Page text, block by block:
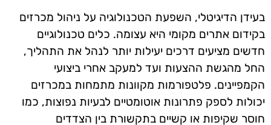
בעידן הדיגיטלי, השפעת הטכנולוגיה על ניהול מכרזים
בקידום אתרים מקומי היא עצומה. כלים טכנולוגיים
חדשים מציעים דרכים יעילות יותר לנהל את התהליך,
החל מהגשת ההצעות ועד למעקב אחרי ביצועי
הקמפיינים. פלטפורמות מקוונות מתמחות במכרזים
יכולות לספק פתרונות אוטומטיים לבעיות נפוצות, כמו
חוסר שקיפות או קשיים בתקשורת בין הצדדים